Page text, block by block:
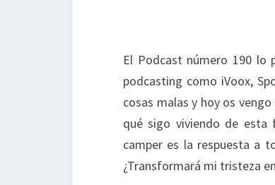
El Podcast número 190 lo
podcasting como iVoox,
cosas malas y hoy os
qué sigo viviendo de esta
camper es la respuesta a
¿Transformará mi tristeza